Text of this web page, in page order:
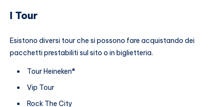
I Tour
Esistono diversi tour che si possono fare acquistando dei
pacchetti prestabiliti sul sito o in biglietteria.
Tour Heineken®
Vip Tour
Rock The City